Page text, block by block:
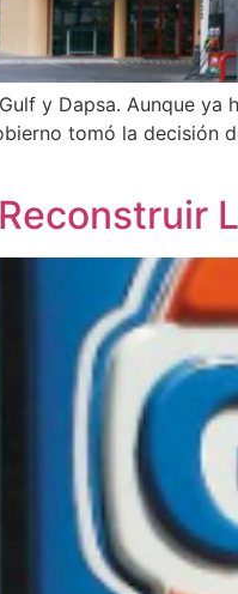
y Dapsa. Aunque
tomó la